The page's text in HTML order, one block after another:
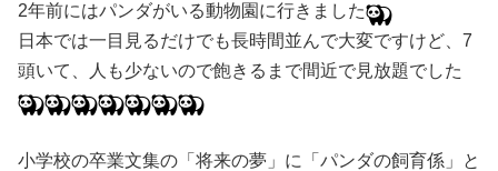
2年前にはパンダがいる動物園に行きました
日本では一目見るだけでも長時間並んで大変ですけど、7
頭いて、人も少ないので飽きるまで間近で見放題でした
小学校の卒業文集の「将来の夢」に「パンダの飼育係」と